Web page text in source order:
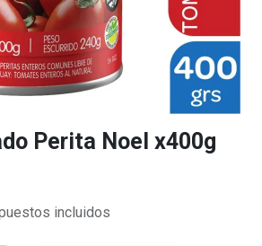
Perita Noel x400g
incluidos